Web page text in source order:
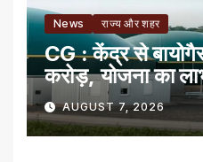
News राज्य और शहर
CG : केंद्र से
करोड़, योजना का
पहला राज्य
AUGUST 7, 2026